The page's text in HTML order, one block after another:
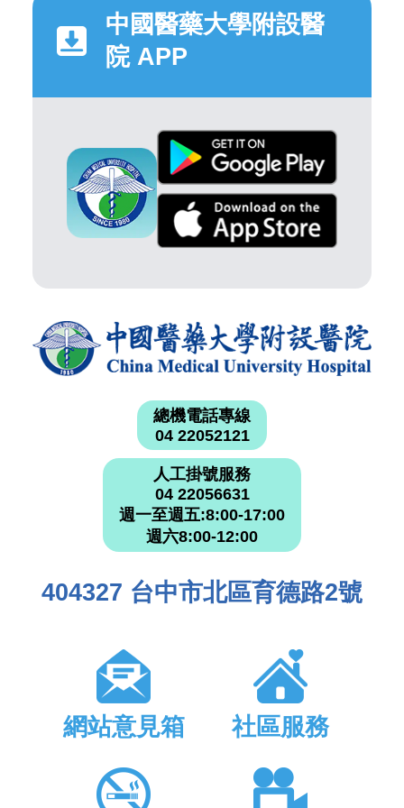
中國醫藥大學附設醫
院 APP
總機電話專線
04 22052121
人工掛號服務
04 22056631
週一至週五:8:00-17:00
週六8:00-12:00
404327 台中市北區育德路2號
網站意見箱 社區服務